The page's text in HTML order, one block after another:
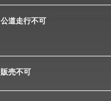
公道走行不可
販売不可